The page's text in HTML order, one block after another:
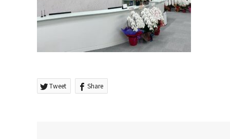
Tweet Share